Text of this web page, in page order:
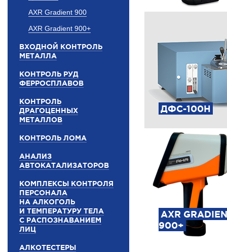
AXR Gradient 900
AXR Gradient 900+
ВХОДНОЙ КОНТРОЛЬ
МЕТАЛЛА
КОНТРОЛЬ РУД
ФЕРРОСПЛАВОВ
КОНТРОЛЬ
ДРАГОЦЕННЫХ
МЕТАЛЛОВ
КОНТРОЛЬ ЛОМА
АНАЛИЗ
АВТОКАТАЛИЗАТОРОВ
КОМПЛЕКСЫ КОНТРОЛЯ
ПЕРСОНАЛА
НА АЛКОГОЛЬ
И ТЕМПЕРАТУРУ ТЕЛА
С РАСПОЗНАВАНИЕМ
ЛИЦ
АЛКОТЕСТЕРЫ
ДФС-100Н
AXR
900+